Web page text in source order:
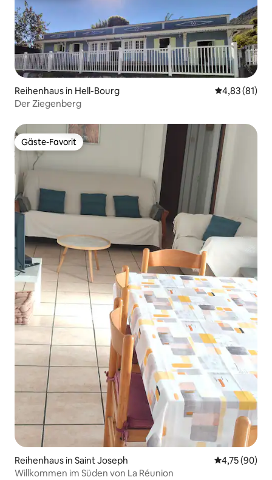
Reihenhaus in Hell-Bourg
4,83 (81)
Der Ziegenberg
Gäste-Favorit
Gäste-Favorit
Reihenhaus in Saint Joseph
4,75 (90)
Willkommen im Süden von La Réunion